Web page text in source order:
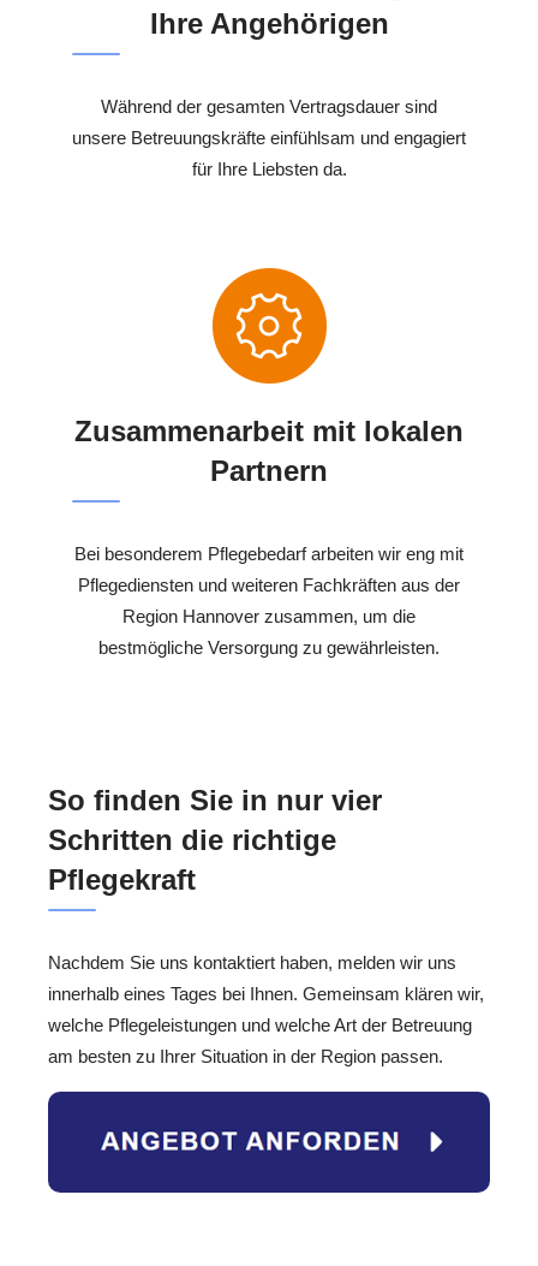
Ihre Angehörigen
Während der gesamten Vertragsdauer sind
unsere Betreuungskräfte einfühlsam und engagiert
für Ihre Liebsten da.
Zusammenarbeit mit lokalen
Partnern
Bei besonderem Pflegebedarf arbeiten wir eng mit
Pflegediensten und weiteren Fachkräften aus der
Region Hannover zusammen, um die
bestmögliche Versorgung zu gewährleisten.
So finden Sie in nur vier
Schritten die richtige
Pflegekraft
Nachdem Sie uns kontaktiert haben, melden wir uns
innerhalb eines Tages bei Ihnen. Gemeinsam klären wir,
welche Pflegeleistungen und welche Art der Betreuung
am besten zu Ihrer Situation in der Region passen.